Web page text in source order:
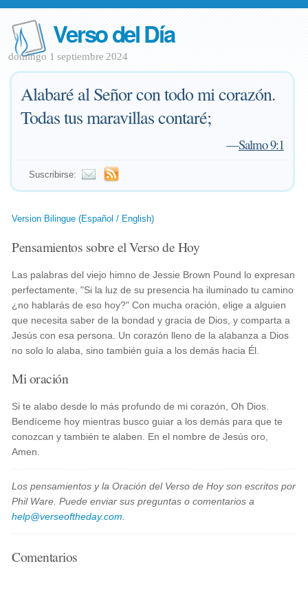
Verso del Día
domingo 1 septiembre 2024
Alabaré al Señor con todo mi corazón.
Todas tus maravillas contaré;
—Salmo 9:1
Suscribirse:
Version Bilingue (Español / English)
Pensamientos sobre el Verso de Hoy
Las palabras del viejo himno de Jessie Brown Pound lo expresan
perfectamente, "Si la luz de su presencia ha iluminado tu camino
¿no hablarás de eso hoy?" Con mucha oración, elige a alguien
que necesita saber de la bondad y gracia de Dios, y comparta a
Jesús con esa persona. Un corazón lleno de la alabanza a Dios
no solo lo alaba, sino también guía a los demás hacia Él.
Mi oración
Si te alabo desde lo más profundo de mi corazón, Oh Dios.
Bendíceme hoy mientras busco guiar a los demás para que te
conozcan y también te alaben. En el nombre de Jesús oro,
Amen.
Los pensamientos y la Oración del Verso de Hoy son escritos por
Phil Ware. Puede enviar sus preguntas o comentarios a
help@verseoftheday.com
Comentarios